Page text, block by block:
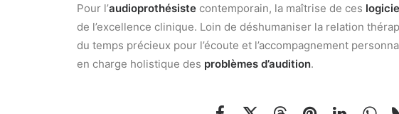
Pour l’audioprothésiste contemporain, la maîtrise de ces
de l’excellence clinique. Loin de déshumaniser la relation
du temps précieux pour l’écoute et l’accompagnement
en charge holistique des problèmes d’audition.